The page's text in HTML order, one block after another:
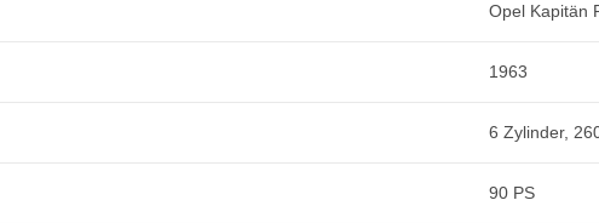
Opel Kapitän
1963
6 Zylinder,
90 PS